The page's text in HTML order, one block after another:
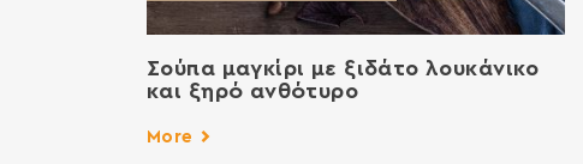
Σούπα μαγκίρι με ξιδάτο λουκάνικο
και ξηρό ανθότυρο
More